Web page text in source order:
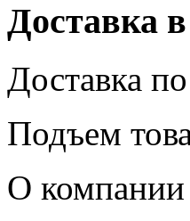
Доставка
Доставка
Подъем
О компании